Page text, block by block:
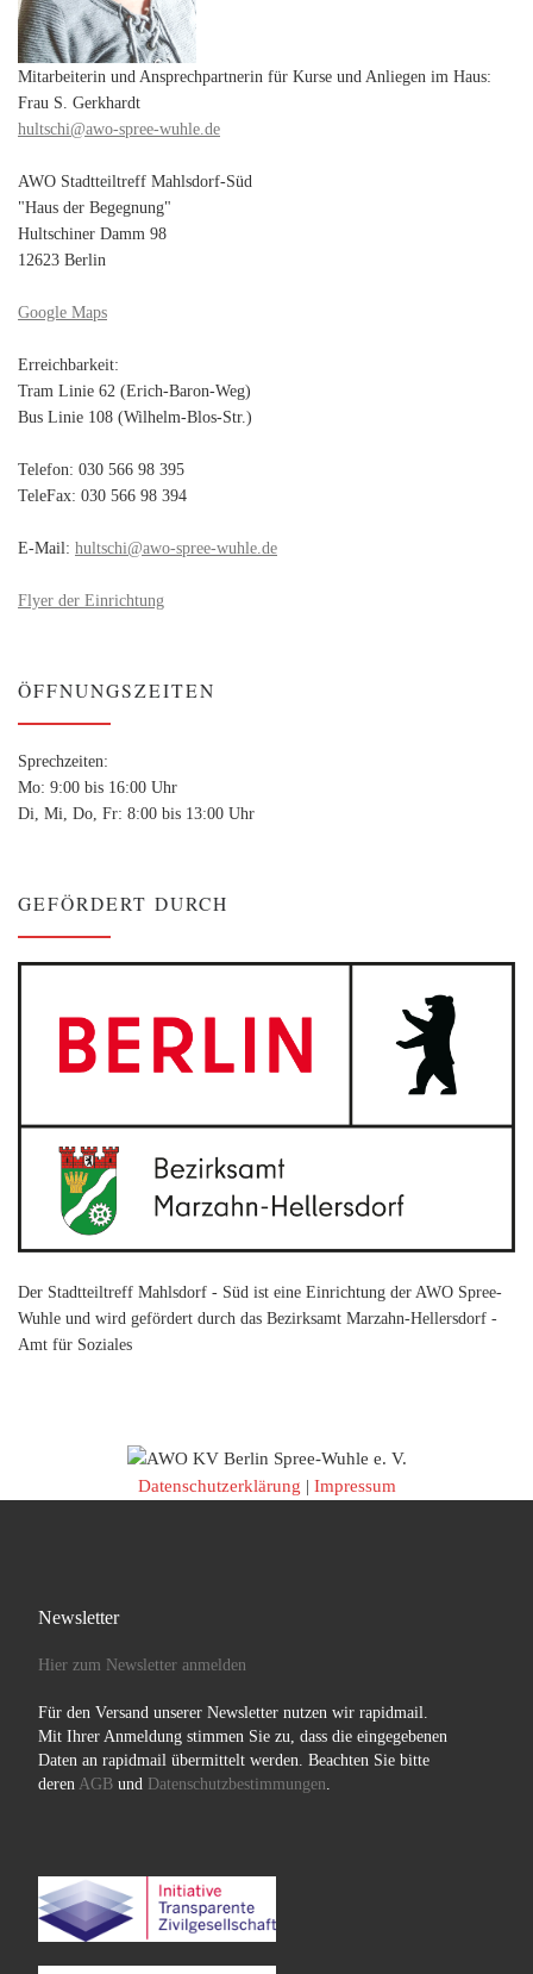
Mitarbeiterin und Ansprechpartnerin für Kurse und Anliegen im Haus:
Frau S. Gerkhardt
hultschi@awo-spree-wuhle.de
AWO Stadtteiltreff Mahlsdorf-Süd
"Haus der Begegnung"
Hultschiner Damm 98
12623 Berlin
Google Maps
Erreichbarkeit:
Tram Linie 62 (Erich-Baron-Weg)
Bus Linie 108 (Wilhelm-Blos-Str.)
Telefon: 030 566 98 395
TeleFax: 030 566 98 394
E-Mail: hultschi@awo-spree-wuhle.de
Flyer der Einrichtung
ÖFFNUNGSZEITEN
Sprechzeiten:
Mo: 9:00 bis 16:00 Uhr
Di, Mi, Do, Fr: 8:00 bis 13:00 Uhr
GEFÖRDERT DURCH
Der Stadtteiltreff Mahlsdorf - Süd ist eine Einrichtung der AWO Spree-
Wuhle und wird gefördert durch das Bezirksamt Marzahn-Hellersdorf -
Amt für Soziales
Datenschutzerklärung | Impressum
Newsletter
Hier zum Newsletter anmelden
Für den Versand unserer Newsletter nutzen wir rapidmail.
Mit Ihrer Anmeldung stimmen Sie zu, dass die eingegebenen
Daten an rapidmail übermittelt werden. Beachten Sie bitte
deren AGBund Datenschutzbestimmungen